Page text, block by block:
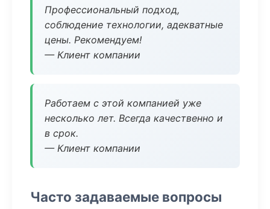
Профессиональный подход,
соблюдение технологии, адекватные
цены. Рекомендуем!
— Клиент компании
Работаем с этой компанией уже
несколько лет. Всегда качественно и
в срок.
— Клиент компании
Часто задаваемые вопросы